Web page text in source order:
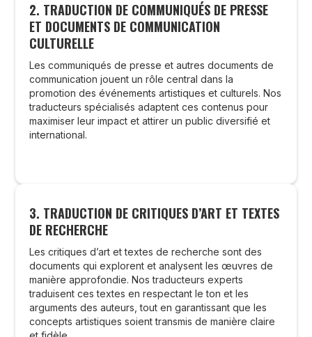
2. TRADUCTION DE COMMUNIQUÉS DE PRESSE
ET DOCUMENTS DE COMMUNICATION
CULTURELLE
Les communiqués de presse et autres documents de
communication jouent un rôle central dans la
promotion des événements artistiques et culturels. Nos
traducteurs spécialisés adaptent ces contenus pour
maximiser leur impact et attirer un public diversifié et
international.
3. TRADUCTION DE CRITIQUES D’ART ET TEXTES
DE RECHERCHE
Les critiques d’art et textes de recherche sont des
documents qui explorent et analysent les œuvres de
manière approfondie. Nos traducteurs experts
traduisent ces textes en respectant le ton et les
arguments des auteurs, tout en garantissant que les
concepts artistiques soient transmis de manière claire